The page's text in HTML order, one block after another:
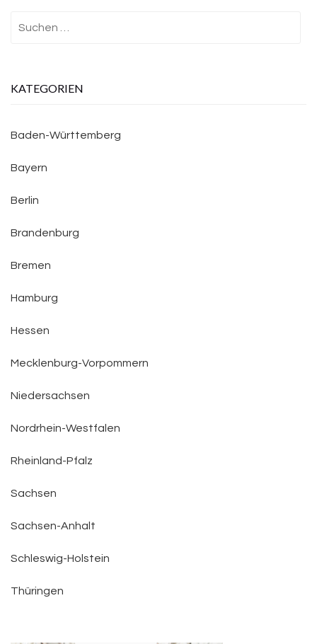
KATEGORIEN
Baden-Württemberg
Bayern
Berlin
Brandenburg
Bremen
Hamburg
Hessen
Mecklenburg-Vorpommern
Niedersachsen
Nordrhein-Westfalen
Rheinland-Pfalz
Sachsen
Sachsen-Anhalt
Schleswig-Holstein
Thüringen